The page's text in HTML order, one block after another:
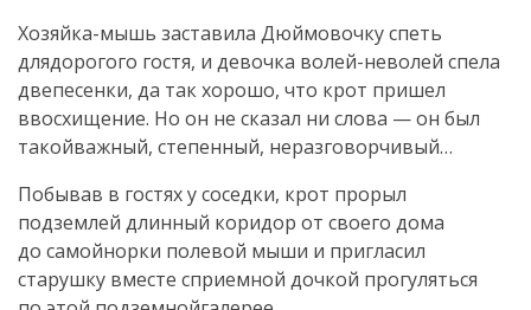
Хозяйка-мышь заставила Дюймовочку спеть
длядорогого гостя, и девочка волей-неволей спела
двепесенки, да так хорошо, что крот пришел
ввосхищение. Но он не сказал ни слова — он был
такойважный, степенный, неразговорчивый…
Побывав в гостях у соседки, крот прорыл
подземлей длинный коридор от своего дома
до самойнорки полевой мыши и пригласил
старушку вместе сприемной дочкой прогуляться